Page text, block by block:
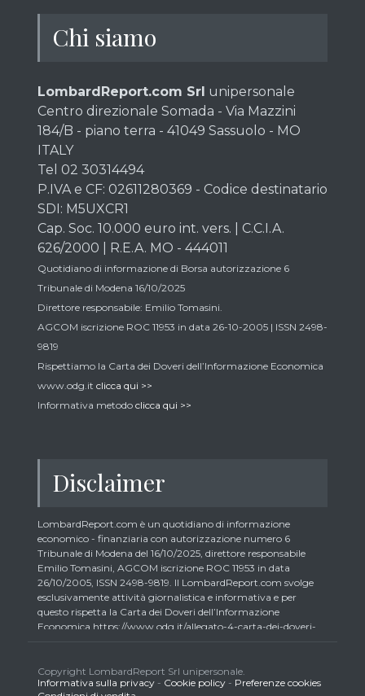
Chi siamo
LombardReport.com Srl unipersonale
Centro direzionale Somada - Via Mazzini
184/B - piano terra - 41049 Sassuolo - MO
ITALY
Tel 02 30314494
P.IVA e CF: 02611280369 - Codice destinatario
SDI: M5UXCR1
Cap. Soc. 10.000 euro int. vers. | C.C.I.A.
626/2000 | R.E.A. MO - 444011
Quotidiano di informazione di Borsa autorizzazione 6
Tribunale di Modena 16/10/2025
Direttore responsabile: Emilio Tomasini.
AGCOM iscrizione ROC 11953 in data 26-10-2005 | ISSN 2498-
9819
Rispettiamo la Carta dei Doveri dell’Informazione Economica
www.odg.it clicca qui >>
Informativa metodo clicca qui >>
Disclaimer
LombardReport.com è un quotidiano di informazione
economico - finanziaria con autorizzazione numero 6
Tribunale di Modena del 16/10/2025, direttore responsabile
Emilio Tomasini, AGCOM iscrizione ROC 11953 in data
26/10/2005, ISSN 2498-9819. Il LombardReport.com svolge
esclusivamente attività giornalistica e informativa e per
questo rispetta la Carta dei Doveri dell’Informazione
Economica https://www.odg.it/allegato-4-carta-dei-doveri-
essere consapevoli che i collaboratori di LombardReport.com
iscritti all’Ordine dei Giornalisti non possono detenere i titoli
Copyright LombardReport Srl unipersonale.
Informativa sulla privacy - Cookie policy - Preferenze cookies